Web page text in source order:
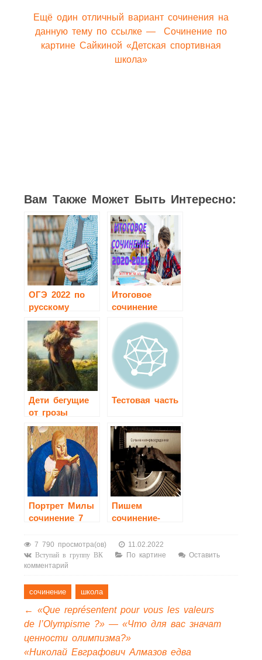
Ещё один отличный вариант сочинения на
данную тему по ссылке — Сочинение по
картине Сайкиной «Детская спортивная
школа»
Вам Также Может Быть Интересно:
ОГЭ 2022 по
русскому
языку
Итоговое
сочинение
Дети бегущие
от грозы
сочинение 3
класс
Тестовая часть
Портрет Милы
сочинение 7
Пишем
сочинение-
7 790 просмотра(ов) 11.02.2022
Вступай в группу ВК По картине
Оставить
комментарий
сочинение школа
← «Que représentent pour vous les valeurs
de l’Olympisme ?» — «Что для вас значат
ценности олимпизма?»
«Николай Евграфович Алмазов едва